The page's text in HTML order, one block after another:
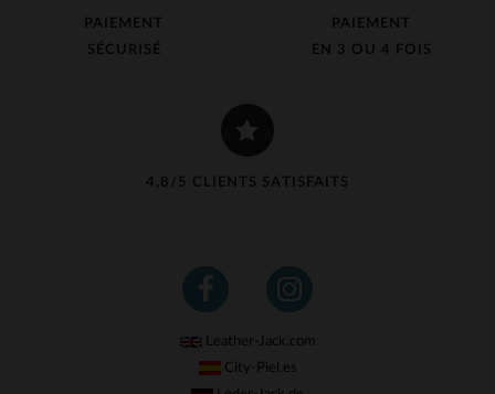
PAIEMENT
SÉCURISÉ
PAIEMENT
EN 3 OU 4 FOIS
4,8/5 CLIENTS SATISFAITS
Leather-Jack.com
City-Piel.es